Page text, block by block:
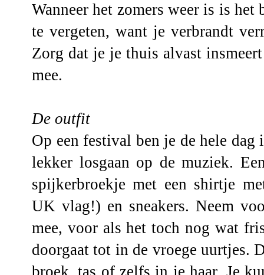
Wanneer het zomers weer is is
te vergeten, want je verbrandt
Zorg dat je je thuis alvast
mee.
De outfit
Op een festival ben je de hele
lekker losgaan op de muziek.
spijkerbroekje met een shirtje
UK vlag!) en sneakers. Neem
mee, voor als het toch nog wat
doorgaat tot in de vroege uurtjes.